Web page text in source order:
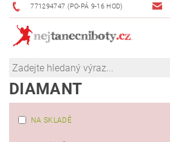
771294747 (PO-PÁ 9-16 HOD)
DIAMANT
NA SKLADĚ